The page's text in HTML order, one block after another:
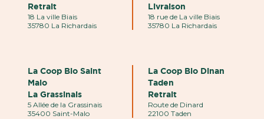
Retrait
18 La ville Biais
35780 La Richardais
Livraison
18 rue de La ville Biais
35780 La Richardais
La Coop Bio Saint
Malo
La Grassinais
5 Allée de la Grassinais
35400 Saint-Malo
La Coop Bio Dinan
Taden
Retrait
Route de Dinard
22100 Taden